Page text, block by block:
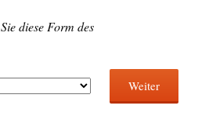
diese Form des
Weiter